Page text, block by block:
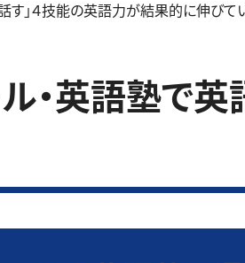
「話す」４技能の英語力が結果的に
ル・英語塾で